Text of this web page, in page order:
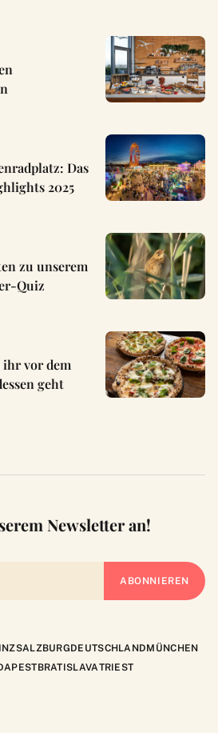
Das
2025
zu unserem
Quiz
ihr vor dem
geht
SALZBURGDEUTSCHLANDMÜNCHEN
BRATISLAVATRIEST
Newsletter an!